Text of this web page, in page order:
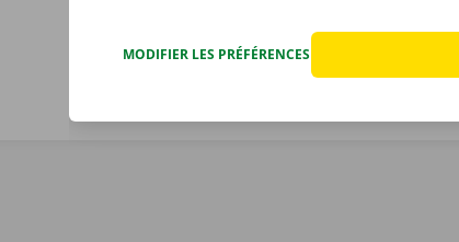
MODIFIER LES PRÉFÉRENCES